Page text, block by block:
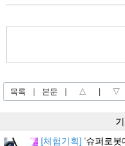
목록 본문 △ ▽
[체험기획] '슈퍼로봇